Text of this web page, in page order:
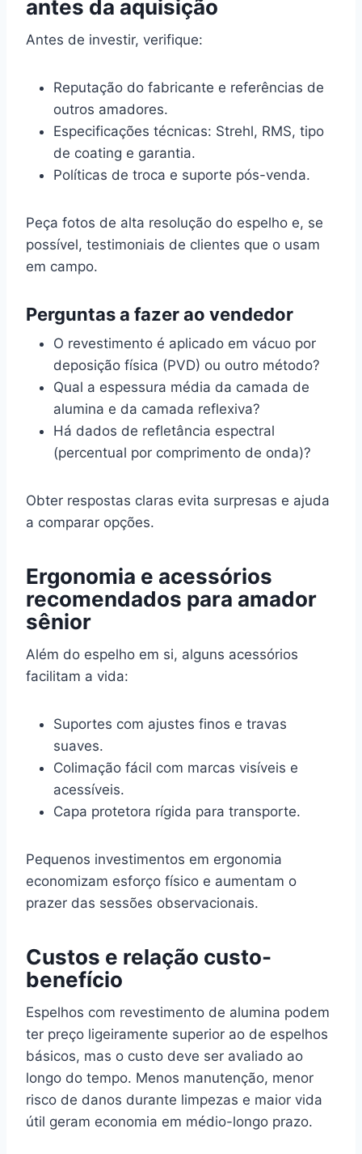
antes da aquisição
Antes de investir, verifique:
Reputação do fabricante e referências de
outros amadores.
Especificações técnicas: Strehl, RMS, tipo
de coating e garantia.
Políticas de troca e suporte pós-venda.
Peça fotos de alta resolução do espelho e, se
possível, testimoniais de clientes que o usam
em campo.
Perguntas a fazer ao vendedor
O revestimento é aplicado em vácuo por
deposição física (PVD) ou outro método?
Qual a espessura média da camada de
alumina e da camada reflexiva?
Há dados de refletância espectral
(percentual por comprimento de onda)?
Obter respostas claras evita surpresas e ajuda
a comparar opções.
Ergonomia e acessórios
recomendados para amador
sênior
Além do espelho em si, alguns acessórios
facilitam a vida:
Suportes com ajustes finos e travas
suaves.
Colimação fácil com marcas visíveis e
acessíveis.
Capa protetora rígida para transporte.
Pequenos investimentos em ergonomia
economizam esforço físico e aumentam o
prazer das sessões observacionais.
Custos e relação custo-
benefício
Espelhos com revestimento de alumina podem
ter preço ligeiramente superior ao de espelhos
básicos, mas o custo deve ser avaliado ao
longo do tempo. Menos manutenção, menor
risco de danos durante limpezas e maior vida
útil geram economia em médio-longo prazo.